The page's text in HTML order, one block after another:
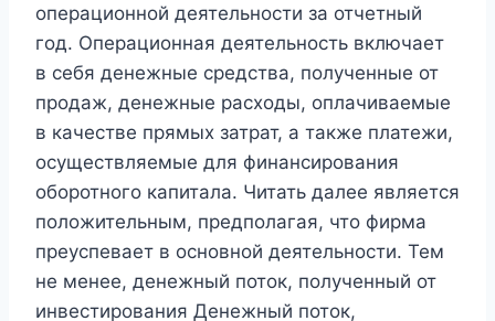
операционной деятельности за отчетный
год. Операционная деятельность включает
в себя денежные средства, полученные от
продаж, денежные расходы, оплачиваемые
в качестве прямых затрат, а также платежи,
осуществляемые для финансирования
оборотного капитала. Читать далее является
положительным, предполагая, что фирма
преуспевает в основной деятельности. Тем
не менее, денежный поток, полученный от
инвестирования Денежный поток,